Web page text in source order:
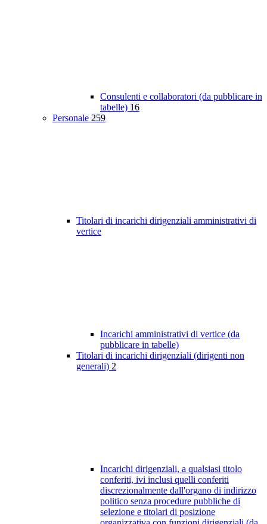
Consulenti e collaboratori (da pubblicare in
tabelle) 16
Personale 259
Titolari di incarichi dirigenziali amministrativi di
vertice
Incarichi amministrativi di vertice (da
pubblicare in tabelle)
Titolari di incarichi dirigenziali (dirigenti non
generali) 2
Incarichi dirigenziali, a qualsiasi titolo
conferiti, ivi inclusi quelli conferiti
discrezionalmente dall'organo di indirizzo
politico senza procedure pubbliche di
selezione e titolari di posizione